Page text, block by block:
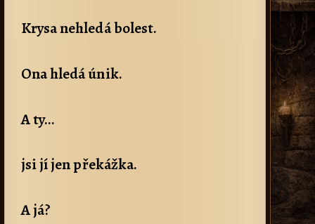
Krysa nehledá bolest.
Ona hledá únik.
A ty…
jsi jí jen překážka.
A já?